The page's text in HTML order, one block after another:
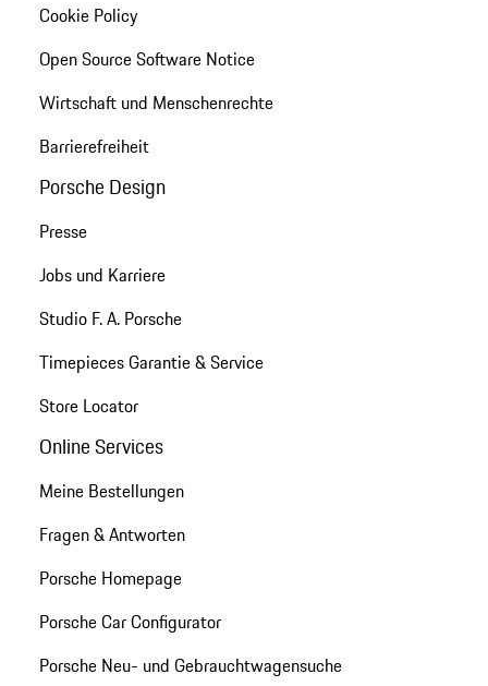
Cookie Policy
Open Source Software Notice
Wirtschaft und Menschenrechte
Barrierefreiheit
Porsche Design
Presse
Jobs und Karriere
Studio F. A. Porsche
Timepieces Garantie & Service
Store Locator
Online Services
Meine Bestellungen
Fragen & Antworten
Porsche Homepage
Porsche Car Configurator
Porsche Neu- und Gebrauchtwagensuche